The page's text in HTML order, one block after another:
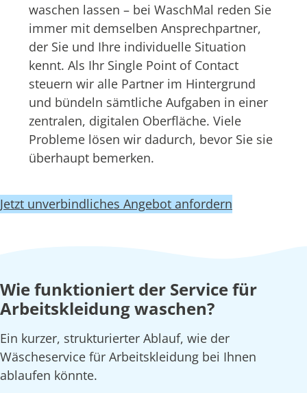
waschen lassen – bei WaschMal reden Sie
immer mit demselben Ansprechpartner,
der Sie und Ihre individuelle Situation
kennt. Als Ihr Single Point of Contact
steuern wir alle Partner im Hintergrund
und bündeln sämtliche Aufgaben in einer
zentralen, digitalen Oberfläche. Viele
Probleme lösen wir dadurch, bevor Sie sie
überhaupt bemerken.
Jetzt unverbindliches Angebot anfordern
Wie funktioniert der Service für
Arbeitskleidung waschen?
Ein kurzer, strukturierter Ablauf, wie der
Wäscheservice für Arbeitskleidung bei Ihnen
ablaufen könnte.